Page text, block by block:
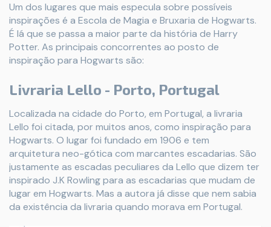
Um dos lugares que mais especula sobre possíveis
inspirações é a Escola de Magia e Bruxaria de Hogwarts.
É lá que se passa a maior parte da história de Harry
Potter. As principais concorrentes ao posto de
inspiração para Hogwarts são:
Livraria Lello - Porto, Portugal
Localizada na cidade do Porto, em Portugal, a livraria
Lello foi citada, por muitos anos, como inspiração para
Hogwarts. O lugar foi fundado em 1906 e tem
arquitetura neo-gótica com marcantes escadarias. São
justamente as escadas peculiares da Lello que dizem ter
inspirado J.K Rowling para as escadarias que mudam de
lugar em Hogwarts. Mas a autora já disse que nem sabia
da existência da livraria quando morava em Portugal.